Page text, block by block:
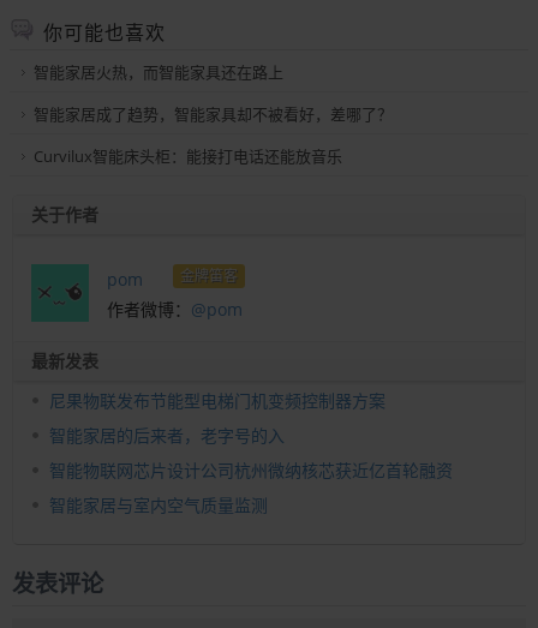
你可能也喜欢
智能家居火热，而智能家具还在路上
智能家居成了趋势，智能家具却不被看好，差哪了？
Curvilux智能床头柜：能接打电话还能放音乐
关于作者
pom 金牌笛客
作者微博： @pom
最新发表
尼果物联发布节能型电梯门机变频控制器方案
智能家居的后来者，老字号的入
智能物联网芯片设计公司杭州微纳核芯获近亿首轮融资
智能家居与室内空气质量监测
发表评论